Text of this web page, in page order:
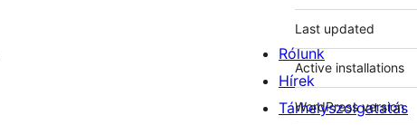
Last updated
Active installations
WordPress version
Rólunk
Hírek
Tárhelyszolgatatás